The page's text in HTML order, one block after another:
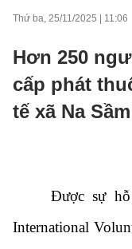
Thứ ba, 25/11/2025 11:06
Hơn 250
cấp phát
tế xã Na Sầm
Được sự
International